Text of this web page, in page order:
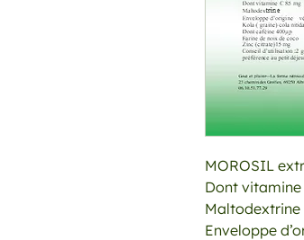
MOROSIL
Dont vitamine
Maltodextrine
Enveloppe